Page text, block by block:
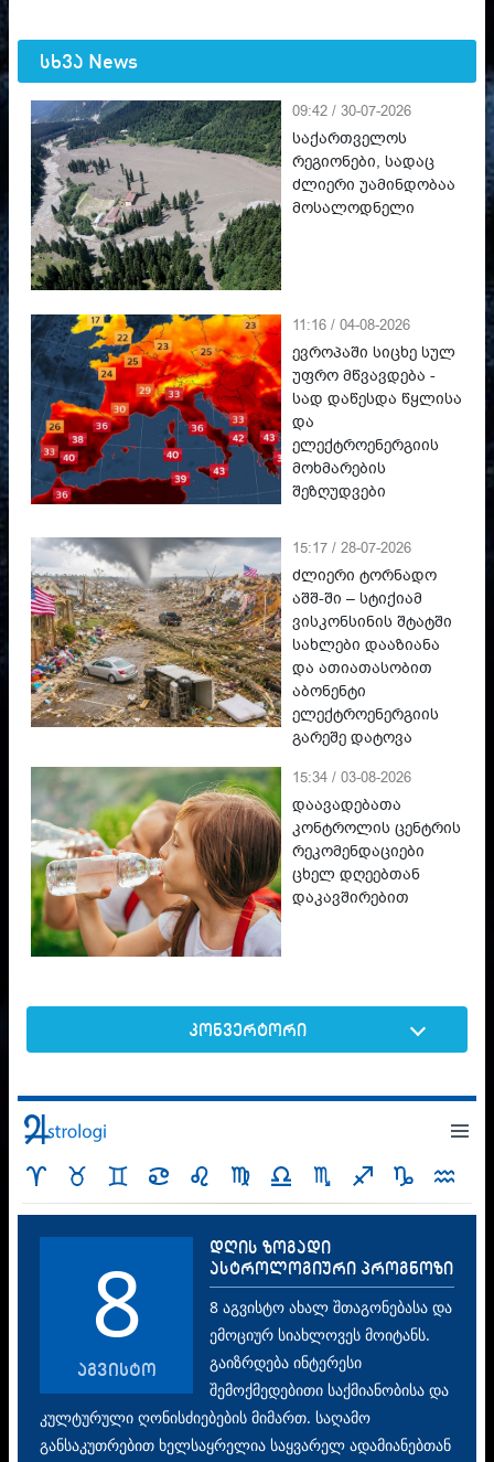
სხვა News
09:42 / 30-07-2026
საქართველოს
რეგიონები, სადაც
ძლიერი უამინდობაა
მოსალოდნელი
11:16 / 04-08-2026
ევროპაში სიცხე სულ
უფრო მწვავდება -
სად დაწესდა წყლისა
და
ელექტროენერგიის
მოხმარების
შეზღუდვები
15:17 / 28-07-2026
ძლიერი ტორნადო
აშშ-ში – სტიქიამ
ვისკონსინის შტატში
სახლები დააზიანა
და ათიათასობით
აბონენტი
ელექტროენერგიის
გარეშე დატოვა
15:34 / 03-08-2026
დაავადებათა
კონტროლის ცენტრის
რეკომენდაციები
ცხელ დღეებთან
დაკავშირებით
კონვერტორი
8
აგვისტო
დღის ზოგადი
ასტროლოგიური პროგნოზი
8 აგვისტო ახალ შთაგონებასა და
ემოციურ სიახლოვეს მოიტანს.
გაიზრდება ინტერესი
შემოქმედებითი საქმიანობისა და
კულტურული ღონისძიებების მიმართ. საღამო
განსაკუთრებით ხელსაყრელია საყვარელ ადამიანებთან